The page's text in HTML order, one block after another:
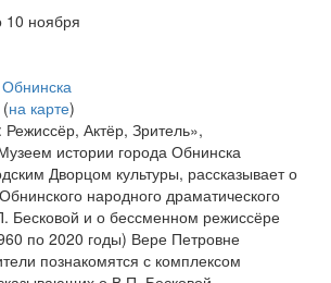
10 ноября
на карте)
Режиссёр, Актёр, Зритель»,
истории города Обнинска
Дворцом культуры, рассказывает о
народного драматического
Бесковой и о бессменном режиссёре
по 2020 годы) Вере Петровне
познакомятся с комплексом